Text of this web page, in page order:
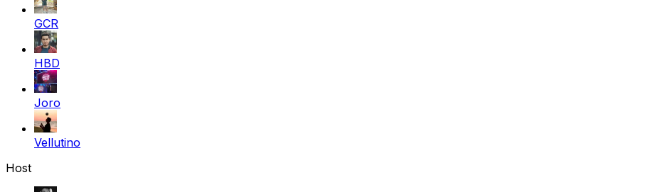
GCR
HBD
Joro
Vellutino
Host